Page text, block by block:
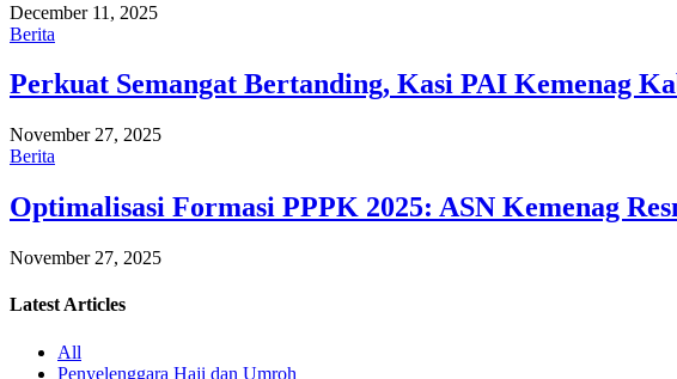
December 11, 2025
Berita
Perkuat Semangat Bertanding, Kasi PAI Kemenag
November 27, 2025
Berita
Optimalisasi Formasi PPPK 2025: ASN Kemenag
November 27, 2025
Latest Articles
All
Penyelenggara Haji dan Umroh